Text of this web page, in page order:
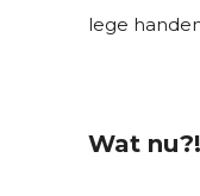
lege
Wat nu?!